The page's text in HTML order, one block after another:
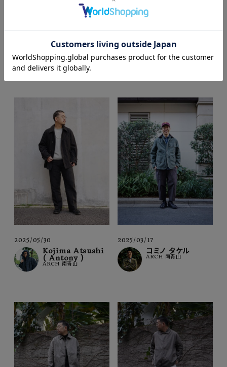
Kojima Atsushi
( Antony )
ARCH 南青山
Kojima Atsushi
( Antony )
ARCH 南青山
2025/05/30
Kojima Atsushi
( Antony )
ARCH 南青山
2025/03/17
コミノ タケル
ARCH 南青山